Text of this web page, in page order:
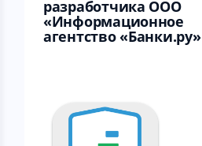
разработчика ООО
«Информационное
агентство «Банки.ру»